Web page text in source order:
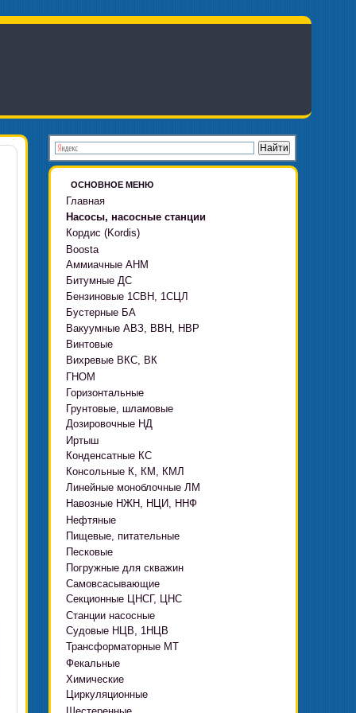
ОСНОВНОЕ МЕНЮ
Главная
Насосы, насосные станции
Кордис (Kordis)
Boosta
Boosta-F
Boosta-L
Boosta-APD установки
Аммиачные АНМ
Битумные ДС
Бензиновые 1СВН, 1СЦЛ
Бустерные БА
Вакуумные АВЗ, ВВН, НВР
Винтовые
Вихревые ВКС, ВК
ГНОМ
Грязевые
Ф, Фр
с HMS Control
Горизонтальные
Д, 1Д
ЦН
DeLium
Грунтовые, шламовые
ГРАТ, ГРАК, ГРАР
ВШН
Дозировочные НД
Иртыш
ПФ, НФ, ПД
ЦМЛ
ЦМК
Конденсатные КС
Консольные К, КМ, КМЛ
Линейные моноблочные ЛМ
Навозные НЖН, НЦИ, ННФ
Нефтяные
НВ, НВЕ, НДВ
КМC
4(5,6)НК
КМХ Адонис
Пищевые, питательные
ОНЦ, СНЦ
ЦВК
ПЭ
Поршневые на пару
Песковые
П, ПР, ПБ, ПК, ПРВП
ППР, ППК вертикальные
Погружные для скважин
ЭЦВ Ливнынасос
ЭЦВ Промбурвод
2ЭЦВ
БЦП М
CRS
СПА 4
Самовсасывающие
АНС
С-569
С-245
Секционные ЦНСГ, ЦНС
Станции насосные
СУЗ, HMS Control
Автоматические САУ
Садовые Ингро CAM
Судовые НЦВ, 1НЦВ
Трансформаторные МТ
Фекальные
СМ, 1СМ, 2СМ
СД, СДВ
Химические
Х
Циркуляционные